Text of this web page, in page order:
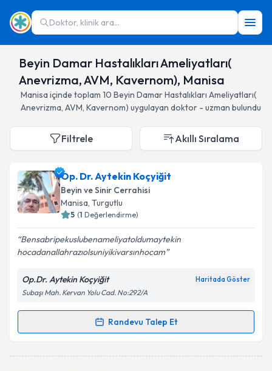
Doktor, klinik ara...
Beyin Damar Hastalıkları Ameliyatları(
Anevrizma, AVM, Kavernom), Manisa
Manisa içinde toplam 10 Beyin Damar Hastalıkları Ameliyatları(
Anevrizma, AVM, Kavernom) uygulayan doktor - uzman bulundu
Filtrele Akıllı Sıralama
Op. Dr. Aytekin Koçyiğit
Beyin ve Sinir Cerrahisi
Manisa, Turgutlu
5 (1 Değerlendirme)
Bensabripekuslubenameliyatoldumaytekin
hocadanallahrazıolsuniyikivarsınhocam
Op.Dr. Aytekin Koçyiğit Haritada Göster
Subaşı Mah. Kervan Yolu Cad. No:292/A
Randevu Talep Et
Randevu Takvimi Talebi